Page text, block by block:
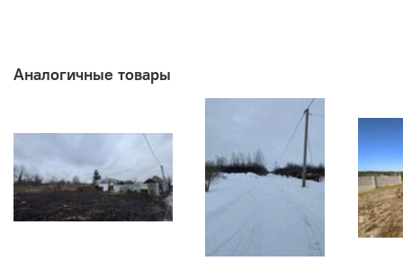
Аналогичные товары